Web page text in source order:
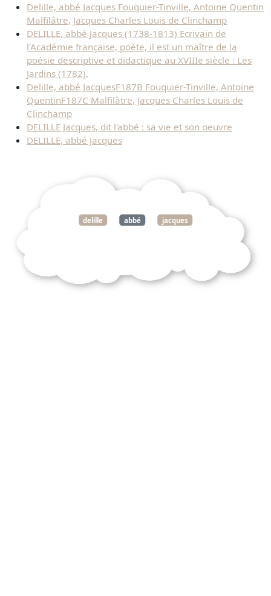
Delille, abbé Jacques Fouquier-Tinville, Antoine Quentin
Malfilâtre, Jacques Charles Louis de Clinchamp
DELILLE, abbé Jacques (1738-1813) Ecrivain de
l'Académie française, poète, il est un maître de la
poésie descriptive et didactique au XVIIIe siècle : Les
Jardins (1782).
Delille, abbé JacquesF187B Fouquier-Tinville, Antoine
QuentinF187C Malfilâtre, Jacques Charles Louis de
Clinchamp
DELILLE Jacques, dit l'abbé : sa vie et son oeuvre
DELILLE, abbé Jacques
delille abbé jacques